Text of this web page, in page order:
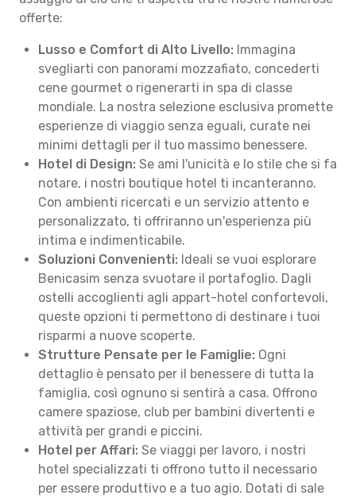
offerte:
Lusso e Comfort di Alto Livello: Immagina
svegliarti con panorami mozzafiato, concederti
cene gourmet o rigenerarti in spa di classe
mondiale. La nostra selezione esclusiva promette
esperienze di viaggio senza eguali, curate nei
minimi dettagli per il tuo massimo benessere.
Hotel di Design: Se ami l'unicità e lo stile che si fa
notare, i nostri boutique hotel ti incanteranno.
Con ambienti ricercati e un servizio attento e
personalizzato, ti offriranno un'esperienza più
intima e indimenticabile.
Soluzioni Convenienti: Ideali se vuoi esplorare
Benicasim senza svuotare il portafoglio. Dagli
ostelli accoglienti agli appart-hotel confortevoli,
queste opzioni ti permettono di destinare i tuoi
risparmi a nuove scoperte.
Strutture Pensate per le Famiglie: Ogni
dettaglio è pensato per il benessere di tutta la
famiglia, così ognuno si sentirà a casa. Offrono
camere spaziose, club per bambini divertenti e
attività per grandi e piccini.
Hotel per Affari: Se viaggi per lavoro, i nostri
hotel specializzati ti offrono tutto il necessario
per essere produttivo e a tuo agio. Dotati di sale